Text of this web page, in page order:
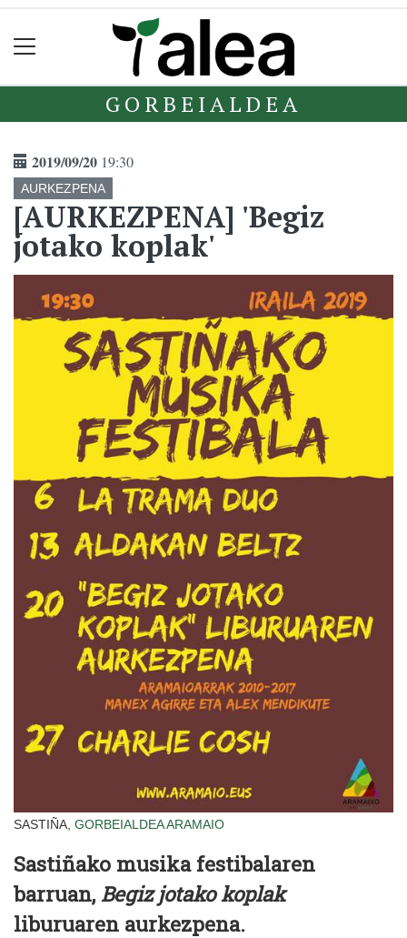
GORBEIALDEA
2019/09/20 19:30
AURKEZPENA
[AURKEZPENA] 'Begiz
jotako koplak'
SASTIÑA, GORBEIALDEAARAMAIO
Sastiñako musika festibalaren
barruan, Begiz jotako koplak
liburuaren aurkezpena.